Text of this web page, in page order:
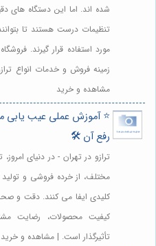
شده اند. اما این دستگاه های
تنظیمات درست هستند تا
مورد استفاده قرار گیرند.
زمینه فروش و خدمات انواع
مشاهده و خرید
⭐️ آموزش عملی عیب یابی
رفع آن 🛠️
ترازو در تهران - در دنیای
مختلف، از خرده فروشی و تولید
کلیدی ایفا می کنند. دقت و
کیفیت محصولات، رضایت
تأثیرگذار است. | مشاهده و خرید